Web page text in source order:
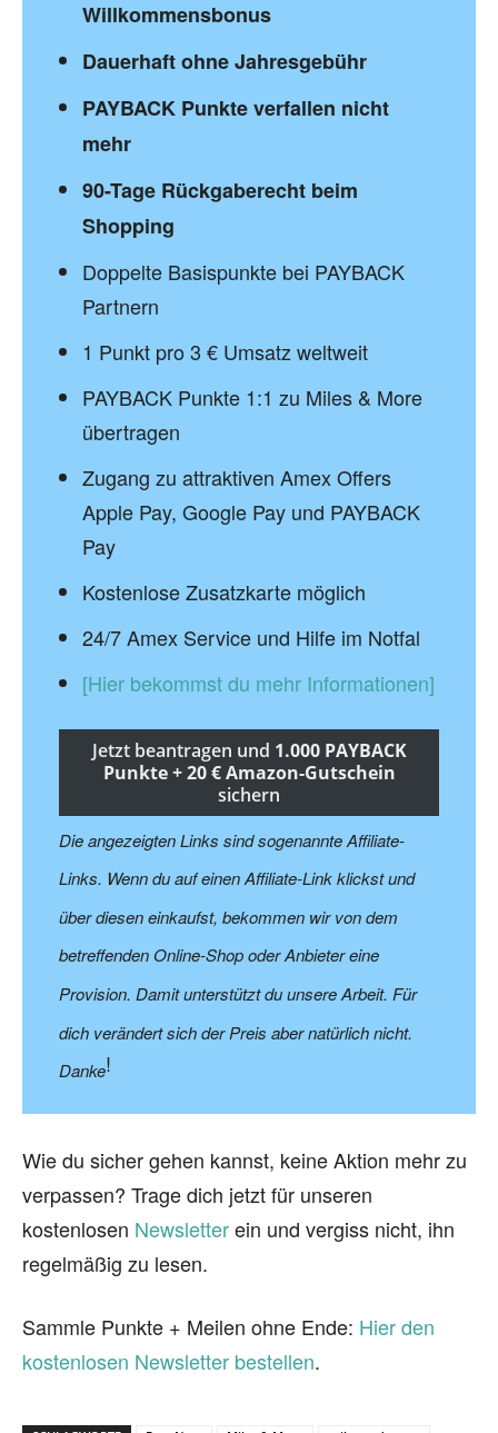
Willkommensbonus
Dauerhaft ohne Jahresgebühr
PAYBACK Punkte verfallen nicht
mehr
90-Tage Rückgaberecht beim
Shopping
Doppelte Basispunkte bei PAYBACK
Partnern
1 Punkt pro 3 € Umsatz weltweit
PAYBACK Punkte 1:1 zu Miles & More
übertragen
Zugang zu attraktiven Amex Offers
Apple Pay, Google Pay und PAYBACK
Pay
Kostenlose Zusatzkarte möglich
24/7 Amex Service und Hilfe im Notfal
[Hier bekommst du mehr Informationen]
Jetzt beantragen und 1.000 PAYBACK
Punkte + 20 € Amazon-Gutschein
sichern
Die angezeigten Links sind sogenannte Affiliate-
Links. Wenn du auf einen Affiliate-Link klickst und
über diesen einkaufst, bekommen wir von dem
betreffenden Online-Shop oder Anbieter eine
Provision. Damit unterstützt du unsere Arbeit. Für
dich verändert sich der Preis aber natürlich nicht.
Danke!
Wie du sicher gehen kannst, keine Aktion mehr zu
verpassen? Trage dich jetzt für unseren
kostenlosen Newsletterein und vergiss nicht, ihn
regelmäßig zu lesen.
Sammle Punkte + Meilen ohne Ende: Hier den
kostenlosen Newsletter bestellen.